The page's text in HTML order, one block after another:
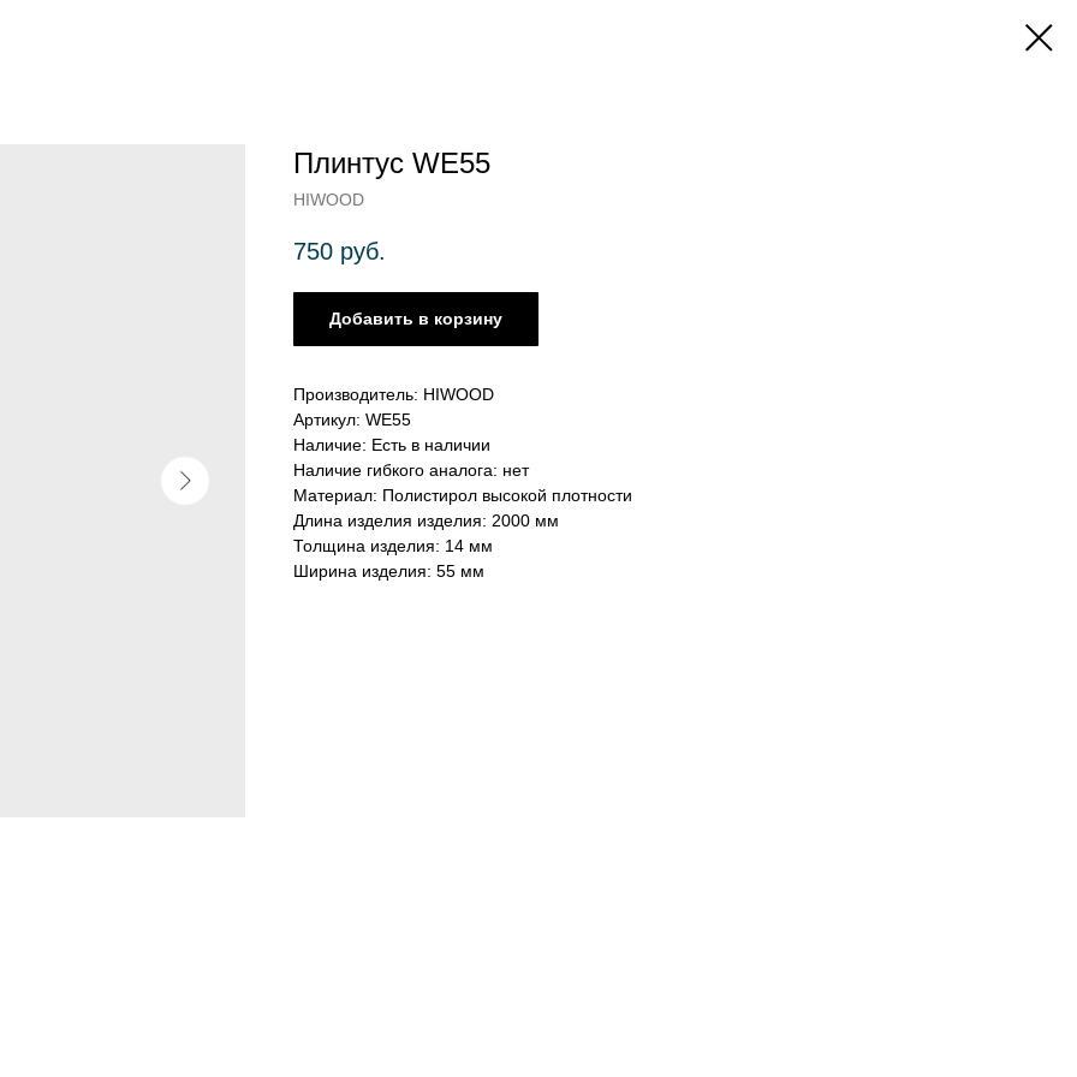
Плинтус WE55
HIWOOD
750 руб.
Добавить в корзину
Производитель: HIWOOD
Артикул: WE55
Наличие: Есть в наличии
Наличие гибкого аналога: нет
Материал: Полистирол высокой плотности
Длина изделия изделия: 2000 мм
Толщина изделия: 14 мм
Ширина изделия: 55 мм